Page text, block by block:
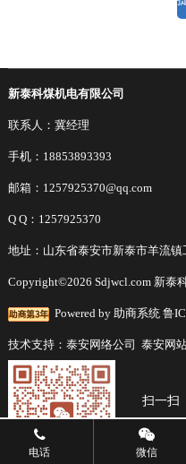
新泰科煤机电有限公司
联系人：冀经理
手机：18853893393
邮箱：1257925370@qq.com
Q Q：1257925370
地址：山东省泰安市新泰市羊流
Copyright©2026 Sdjwcl.com 新泰
Powered by 助商系统 鲁
技术支持： 泰安网络公司 泰安网
扫一扫
了解更多
电话 微信